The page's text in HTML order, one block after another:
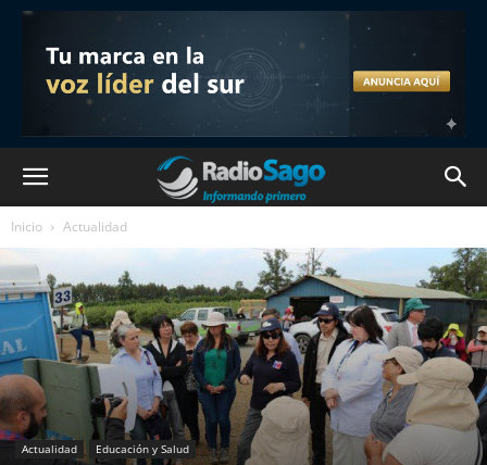
Inicio Actualidad
Actualidad Educación y Salud